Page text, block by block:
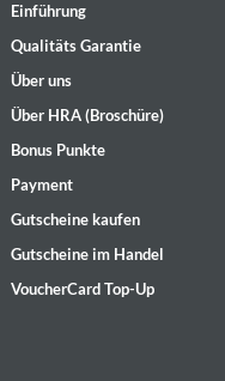
Einführung
Qualitäts Garantie
Über uns
Über HRA (Broschüre)
Bonus Punkte
Payment
Gutscheine kaufen
Gutscheine im Handel
VoucherCard Top-Up